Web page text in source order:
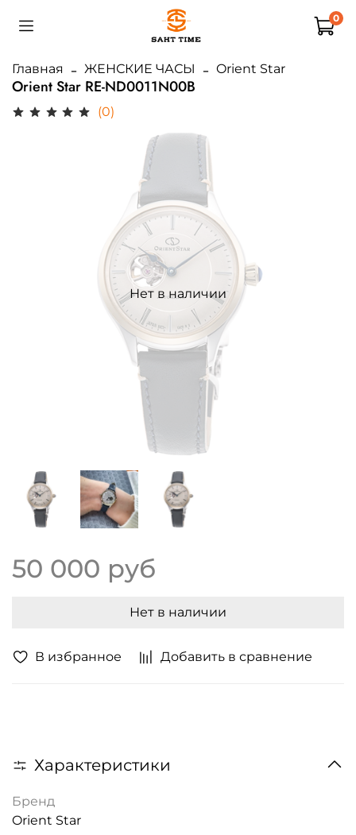
0
Главная ЖЕНСКИЕ ЧАСЫ Orient Star
Orient Star RE-ND0011N00B
(0)
В избранное Добавить в сравнение
Нет в наличии
50 000 руб
Нет в наличии
Характеристики
Бренд
Orient Star